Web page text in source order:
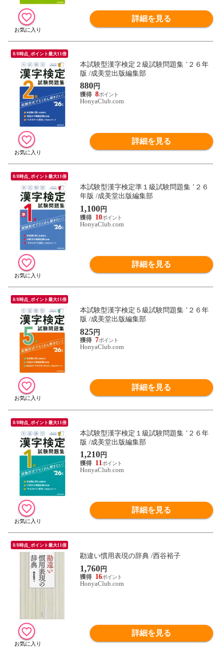
詳細を見る
8/8時点_ポイント最大11倍
本試験型漢字検定２級試験問題集 ’２６年
版 /成美堂出版編集部
880円
8
HonyaClub.com
詳細を見る
8/8時点_ポイント最大11倍
本試験型漢字検定準１級試験問題集 ’２６
年版 /成美堂出版編集部
1,100円
10
HonyaClub.com
詳細を見る
8/8時点_ポイント最大11倍
本試験型漢字検定５級試験問題集 ’２６年
版 /成美堂出版編集部
825円
7
HonyaClub.com
詳細を見る
8/8時点_ポイント最大11倍
本試験型漢字検定１級試験問題集 ’２６年
版 /成美堂出版編集部
1,210円
11
HonyaClub.com
詳細を見る
8/8時点_ポイント最大11倍
勘違い慣用表現の辞典 /西谷裕子
1,760円
16
HonyaClub.com
詳細を見る